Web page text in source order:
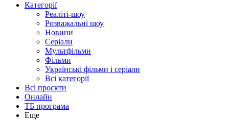
Категорії
Реаліті-шоу
Розважальні шоу
Новини
Серіали
Мультфільми
Фільми
Українські фільми і серіали
Всі категорії
Всі проєкти
Онлайн
ТБ програма
Еще